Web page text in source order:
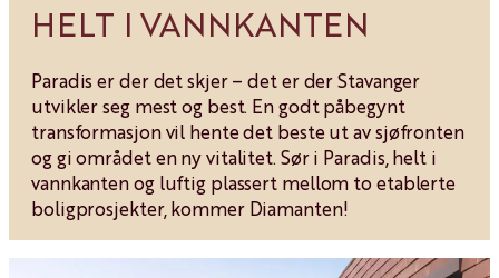
HELT I VANNKANTEN
Paradis er der det skjer – det er der Stavanger
utvikler seg mest og best. En godt påbegynt
transformasjon vil hente det beste ut av sjøfronten
og gi området en ny vitalitet. Sør i Paradis, helt i
vannkanten og luftig plassert mellom to etablerte
boligprosjekter, kommer Diamanten!